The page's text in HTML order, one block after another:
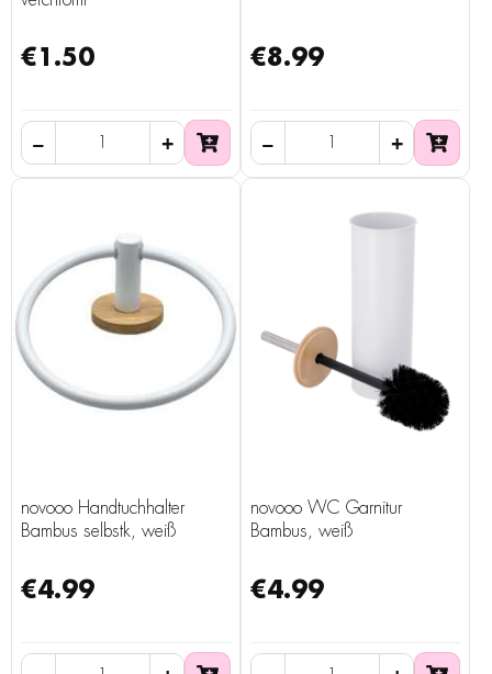
€1.50 €8.99
novooo Handtuchhalter
Bambus selbstk, weiß
€4.99
novooo WC Garnitur
Bambus, weiß
€4.99